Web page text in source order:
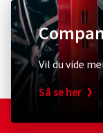
Vil du vide
Så se her